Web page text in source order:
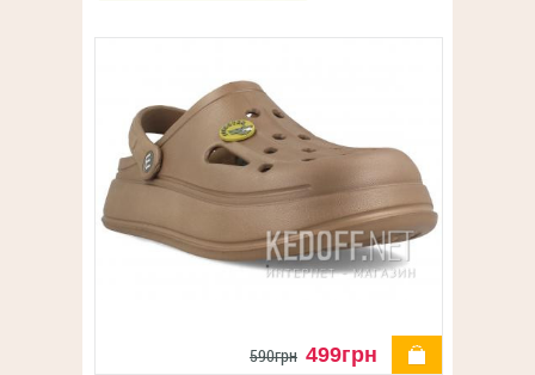
деталі
590грн 499грн